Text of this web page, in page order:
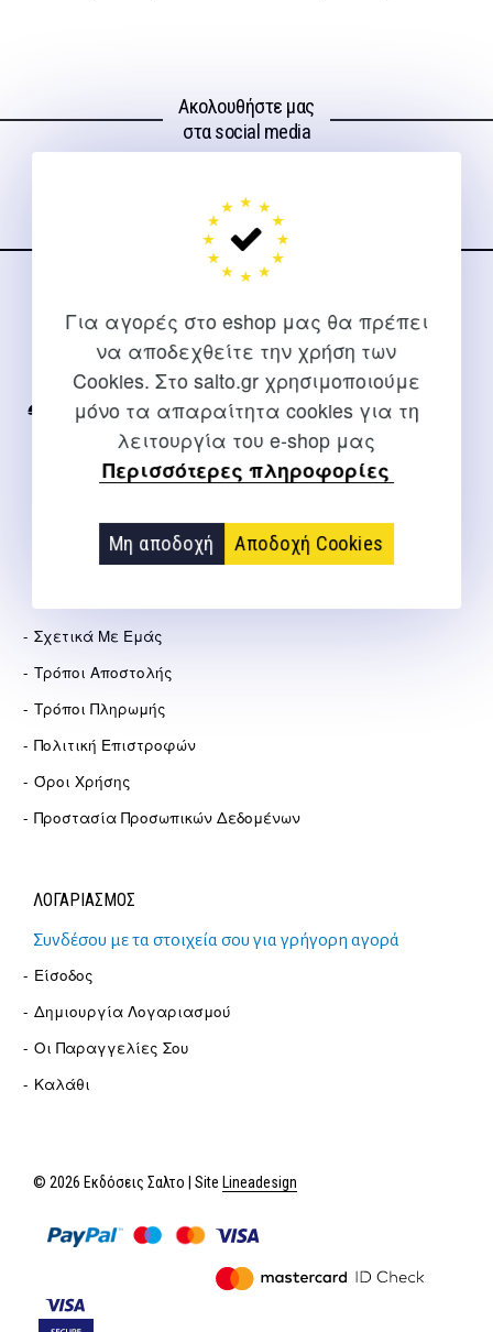
Για αγορές στο eshop μας θα πρέπει
να αποδεχθείτε την χρήση των
Cookies. Στο salto.gr χρησιμοποιούμε
μόνο τα απαραίτητα cookies για τη
λειτουργία του e-shop μας
Περισσότερες πληροφορίες
Μη αποδοχή Αποδοχή Cookies
25,00 €.
Ακολουθήστε μας
στα social media
Για διευκρινίσεις και υποστήριξη παραγγελιών μέσω του
Internet
2310 267108
info@salto.gr
Σχετικά Με Εμάς
Τρόποι Αποστολής
Τρόποι Πληρωμής
Πολιτική Επιστροφών
Όροι Χρήσης
Προστασία Προσωπικών Δεδομένων
ΛΟΓΑΡΙΑΣΜΟΣ
Συνδέσου με τα στοιχεία σου για γρήγορη αγορά
Είσοδος
Δημιουργία Λογαριασμού
Οι Παραγγελίες Σου
Καλάθι
© 2026 Εκδόσεις Σαλτο | Site Lineadesign